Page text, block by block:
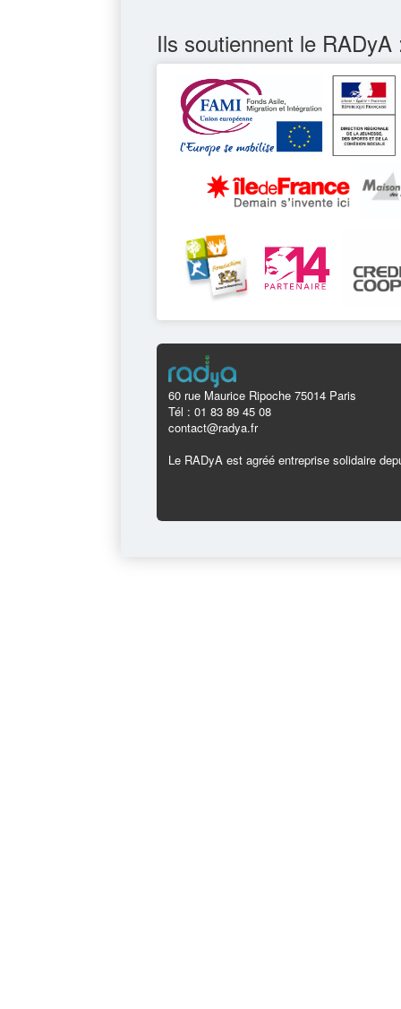
Ils soutiennent le RADyA
60 rue Maurice Ripoche 75014 Paris
Tél : 01 83 89 45 08
contact@radya.fr
Le RADyA est agréé entreprise solidaire